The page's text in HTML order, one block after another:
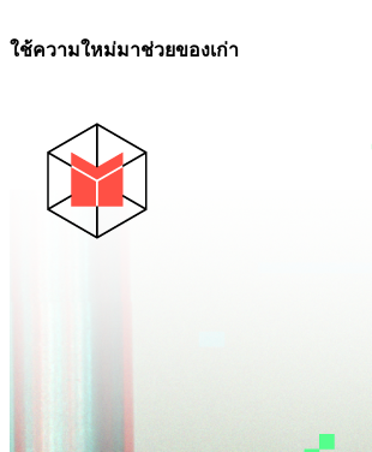
ใช้ความใหม่มาช่วยของเก่า